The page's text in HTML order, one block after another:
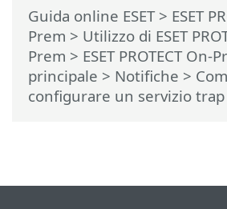
Guida online ESET> ESET
Prem > Utilizzo di ESET
Prem > ESET PROTECT On-
principale > Notifiche >
configurare un servizio trap